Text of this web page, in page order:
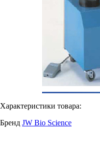
Характеристики товара:
Бренд JW Bio Science